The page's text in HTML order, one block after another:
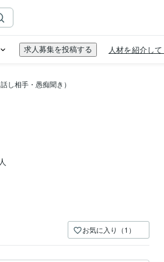
し相手・愚痴聞き）
人
お気に入り（1）